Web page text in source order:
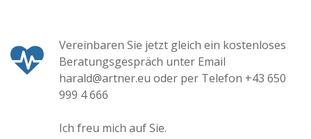
Vereinbaren Sie jetzt gleich ein kostenloses
Beratungsgespräch unter Email
harald@artner.eu oder per Telefon +43 650
999 4 666
Ich freu mich auf Sie.